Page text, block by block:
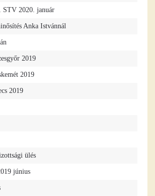
STV 2020. január
Anka Istvánnál
2019
2019
2019
ülés
június